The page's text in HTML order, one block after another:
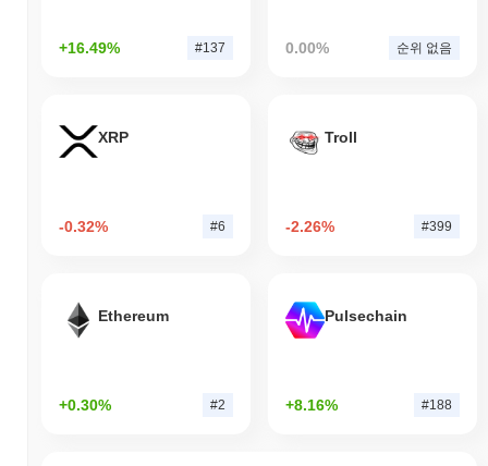
+16.49% #137 0.00% 순위 없음
XRP
-0.32% #6
Troll
-2.26% #399
Ethereum
+0.30% #2
Pulsechain
+8.16% #188